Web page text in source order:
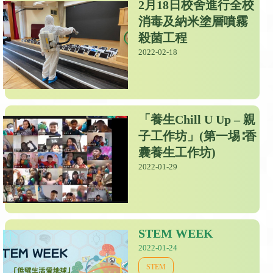
2月18日校舍進行全校
消毒及納米塗層噴霧
殺菌工程
2022-02-18
「養生Chill U Up – 親
子工作坊」(第一埸∶香
囊養生工作坊)
2022-01-29
STEM WEEK
2022-01-24
STEM